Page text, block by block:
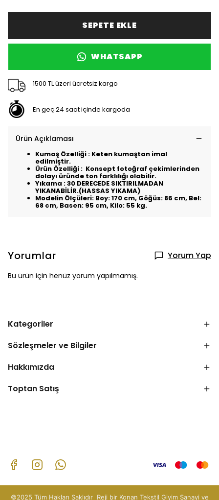
SEPETE EKLE
WHATSAPP
1500 TL üzeri ücretsiz kargo
En geç 24 saat içinde kargoda
Ürün Açıklaması
Kumaş Özelliği : Keten kumaştan imal
edilmiştir.
Ürün Özelliği : Konsept fotoğraf çekimlerinden
dolayı üründe ton farklılığı olabilir.
Yıkama : 30 DERECEDE SIKTIRILMADAN
YIKANABİLİR.(HASSAS YIKAMA)
Modelin Ölçüleri: Boy: 170 cm, Göğüs: 86 cm, Bel:
68 cm, Basen: 95 cm, Kilo: 55 kg.
Yorumlar Yorum Yap
Bu ürün için henüz yorum yapılmamış.
Kategoriler
Sözleşmeler ve Bilgiler
Hakkımızda
Toptan Satış
©2025 Tüm Hakları Saklıdır Reji bir Konan Tekstil Giyim Sanayi ve